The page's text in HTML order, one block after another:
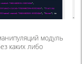
модуль
каких либо